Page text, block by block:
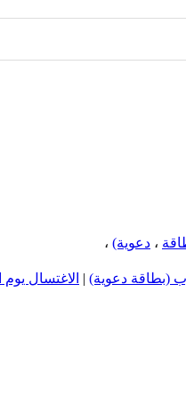
، دعوية) ،
(بطاقة دعوية) | الاغتسال